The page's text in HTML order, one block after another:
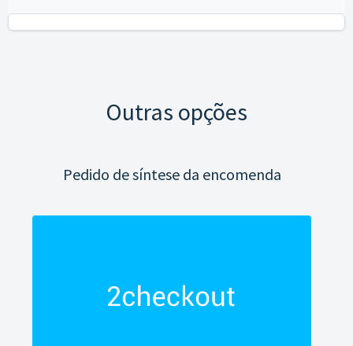
Outras opções
Pedido de síntese da encomenda